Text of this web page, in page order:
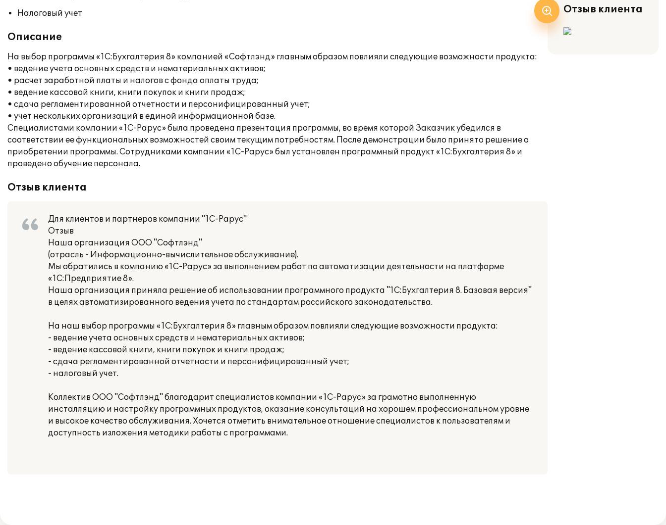
Налоговый учет
Описание
На выбор программы «1С:Бухгалтерия 8» компанией «Софтлэнд» главным образом повлияли следующие возможности продукта:
• ведение учета основных средств и нематериальных активов;
• расчет заработной платы и налогов с фонда оплаты труда;
• ведение кассовой книги, книги покупок и книги продаж;
• сдача регламентированной отчетности и персонифицированный учет;
• учет нескольких организаций в единой информационной базе.
Специалистами компании «1С-Рарус» была проведена презентация программы, во время которой Заказчик убедился в
соответствии ее функциональных возможностей своим текущим потребностям. После демонстрации было принято решение о
приобретении программы. Сотрудниками компании «1С-Рарус» был установлен программный продукт «1С:Бухгалтерия 8» и
проведено обучение персонала.
Отзыв клиента
Для клиентов и партнеров компании "1С-Рарус"
Отзыв
Наша организация ООО "Софтлэнд"
(отрасль - Информационно-вычислительное обслуживание).
Мы обратились в компанию «1С-Рарус» за выполнением работ по автоматизации деятельности на платформе
«1С:Предприятие 8».
Наша организация приняла решение об использовании программного продукта "1С:Бухгалтерия 8. Базовая версия"
в целях автоматизированного ведения учета по стандартам российского законодательства.
На наш выбор программы «1С:Бухгалтерия 8» главным образом повлияли следующие возможности продукта:
- ведение учета основных средств и нематериальных активов;
- ведение кассовой книги, книги покупок и книги продаж;
- сдача регламентированной отчетности и персонифицированный учет;
- налоговый учет.
Коллектив ООО "Софтлэнд" благодарит специалистов компании «1С-Рарус» за грамотно выполненную
инсталляцию и настройку программных продуктов, оказание консультаций на хорошем профессиональном уровне
и высокое качество обслуживания. Хочется отметить внимательное отношение специалистов к пользователям и
доступность изложения методики работы с программами.
Отзыв клиента